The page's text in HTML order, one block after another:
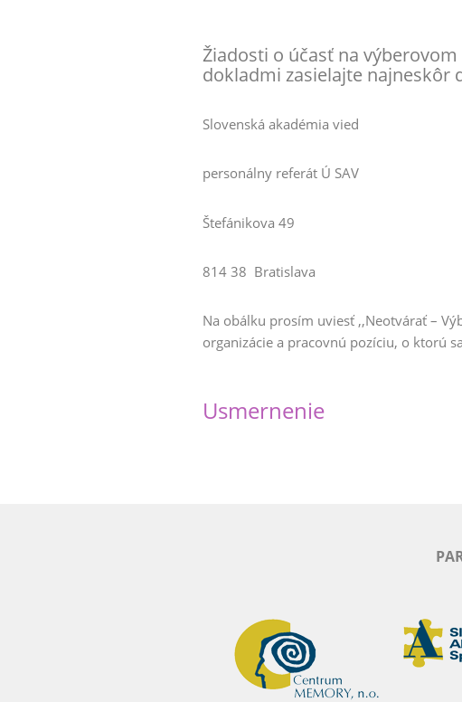
Žiadosti o účasť na
dokladmi zasielajte najneskôr
Slovenská akadémia vied
personálny referát Ú SAV
Štefánikova 49
814 38 Bratislava
Na obálku prosím uviesť ,,Neotvárať –
organizácie a pracovnú pozíciu, o ktorú
Usmernenie